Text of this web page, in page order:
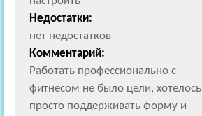
Недостатки:
нет недостатков
Комментарий:
Работать профессионально с
фитнесом не было цели, хотелось
просто поддерживать форму и